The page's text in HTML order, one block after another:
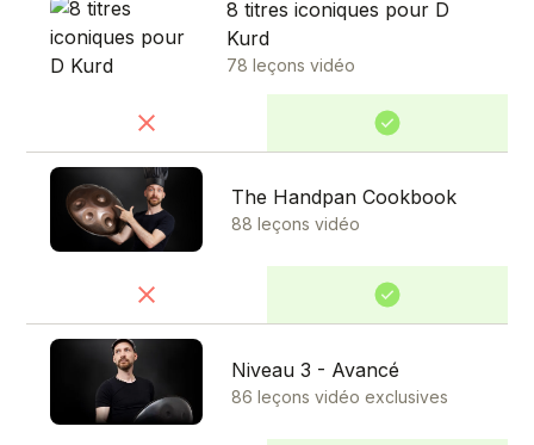
8 titres iconiques pour D
Kurd
78 leçons vidéo
The Handpan Cookbook
88 leçons vidéo
Niveau 3 - Avancé
86 leçons vidéo exclusives